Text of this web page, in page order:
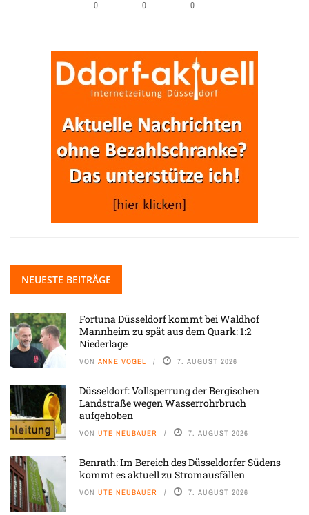
0 0 0
NEUESTE BEITRÄGE
Fortuna Düsseldorf kommt bei Waldhof
Mannheim zu spät aus dem Quark: 1:2
Niederlage
VON ANNE VOGEL 7. AUGUST 2026
Düsseldorf: Vollsperrung der Bergischen
Landstraße wegen Wasserrohrbruch
aufgehoben
VON UTE NEUBAUER 7. AUGUST 2026
Benrath: Im Bereich des Düsseldorfer Südens
kommt es aktuell zu Stromausfällen
VON UTE NEUBAUER 7. AUGUST 2026